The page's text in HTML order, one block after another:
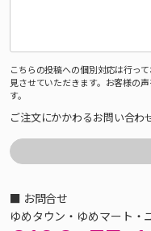
こちらの投稿への個別対応は行っ
見させていただきます。お客様の
す。
ご注文にかかわるお問い合わ
■ お問合せ
ゆめタウン・ゆめマート・